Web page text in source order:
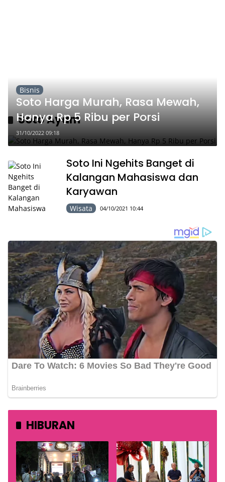
Soto Ayam
Bisnis
Soto Harga Murah, Rasa Mewah,
Hanya Rp 5 Ribu per Porsi
31/10/2022 09:18
Soto Ini Ngehits Banget di
Kalangan Mahasiswa dan
Karyawan
Wisata 04/10/2021 10:44
HIBURAN